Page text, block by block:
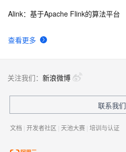
查看更多
Alink：基于Apache Flink的算法平台
关注我们： 新浪微博
联系我们
文档 | 开发者社区 | 天池大赛 | 培训与认证